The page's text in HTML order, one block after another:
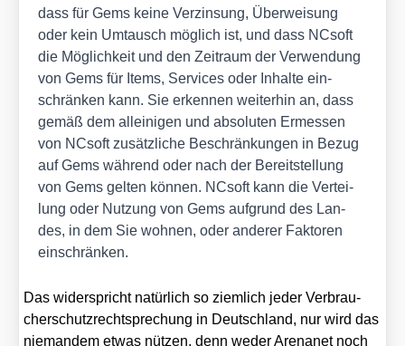
dass für Gems kei­ne Ver­zin­sung, Über­wei­sung
oder kein Umtausch mög­lich ist, und dass NCsoft
die Mög­lich­keit und den Zeit­raum der Ver­wen­dung
von Gems für Items, Ser­vices oder Inhal­te ein­
schrän­ken kann. Sie erken­nen wei­ter­hin an, dass
gemäß dem allei­ni­gen und abso­lu­ten Ermes­sen
von NCsoft zusätz­li­che Beschrän­kun­gen in Bezug
auf Gems wäh­rend oder nach der Bereit­stel­lung
von Gems gel­ten kön­nen. NCsoft kann die Ver­tei­
lung oder Nut­zung von Gems auf­grund des Lan­
des, in dem Sie woh­nen, oder ande­rer Fak­to­ren
ein­schrän­ken.
Das wider­spricht natür­lich so ziem­lich jeder Ver­brau­
cher­schutz­recht­spre­chung in Deutsch­land, nur wird das
nie­man­dem etwas nüt­zen, denn weder Aren­anet noch